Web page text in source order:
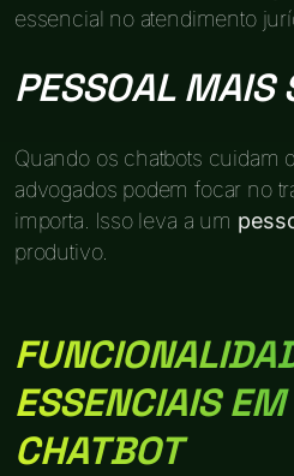
essencial no atendimento
PESSOAL MAIS
Quando os chatbots cuidam
advogados podem focar no
importa. Isso leva a um
produtivo.
ESSENCIAIS
CHATBOT